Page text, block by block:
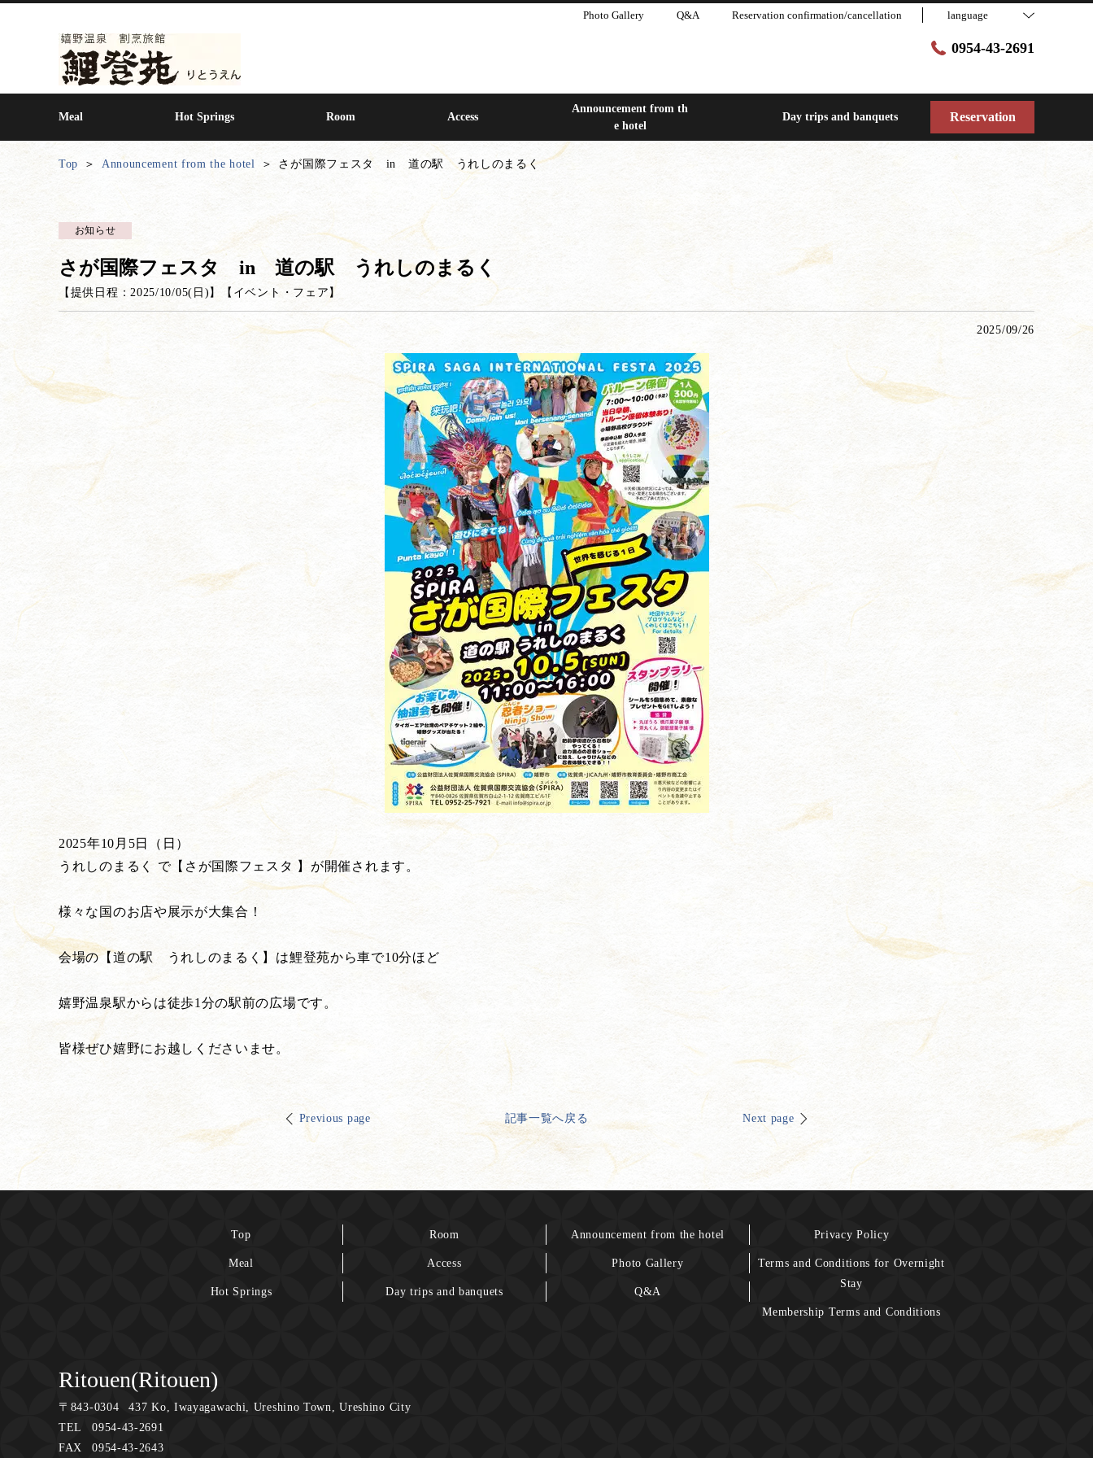
Photo Gallery Q&A Reservation confirmation/cancellation language
0954-43-2691
Meal Hot Springs Room Access
Announcement from th
e hotel
Day trips and banquets Reservation
Top Announcement from the hotel さが国際フェスタ in 道の駅 うれしのまるく
お知らせ
さが国際フェスタ in 道の駅 うれしのまるく
【提供日程：2025/10/05(日) 】 【 イベント・フェア 】
2025/09/26
2025年10月5日（日）
うれしのまるく で【さが国際フェスタ 】が開催されます。
様々な国のお店や展示が大集合！
会場の【道の駅 うれしのまるく】は鯉登苑から車で10分ほど
嬉野温泉駅からは徒歩1分の駅前の広場です。
皆様ぜひ嬉野にお越しくださいませ。
Previous page 記事一覧へ戻る Next page
Top
Meal
Hot Springs
Room
Access
Day trips and banquets
Announcement from the hotel
Photo Gallery
Q&A
Privacy Policy
Terms and Conditions for Overnight
Stay
Membership Terms and Conditions
Ritouen(Ritouen)
〒 843-0304
437 Ko, Iwayagawachi, Ureshino Town, Ureshino City
TEL
0954-43-2691
FAX
0954-43-2643